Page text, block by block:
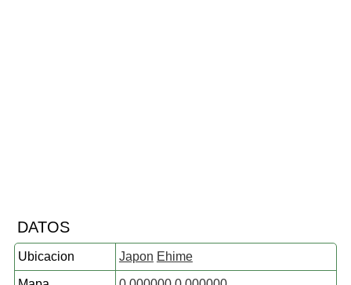
DATOS
Ubicacion Japon Ehime